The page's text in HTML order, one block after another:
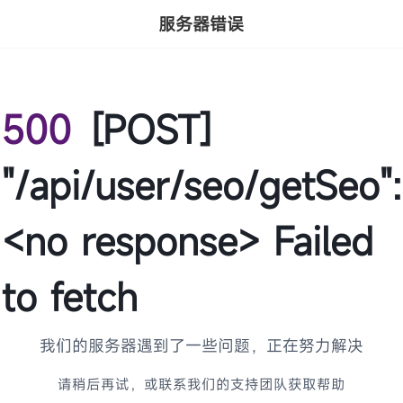
服务器错误
500 [POST]
"/api/user/seo/getSeo":
<no response> Failed
to fetch
我们的服务器遇到了一些问题，正在努力解决
请稍后再试，或联系我们的支持团队获取帮助